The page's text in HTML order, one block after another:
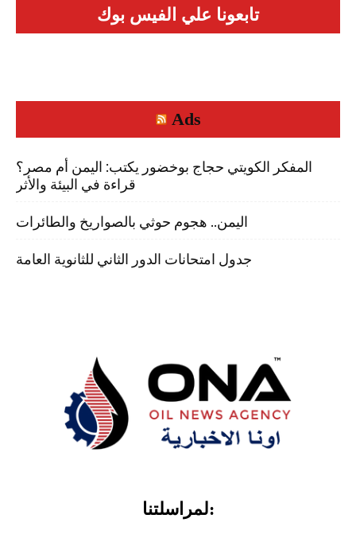
تابعونا علي الفيس بوك
Ads
المفكر الكويتي حجاج بوخضور يكتب: اليمن أم مصر؟
قراءة في البيئة والأثر
اليمن.. هجوم حوثي بالصواريخ والطائرات
جدول امتحانات الدور الثاني للثانوية العامة
لمراسلتنا: